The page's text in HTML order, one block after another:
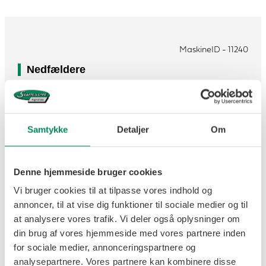
Samtykke Detaljer Om
Denne hjemmeside bruger cookies
Vi bruger cookies til at tilpasse vores indhold og
annoncer, til at vise dig funktioner til sociale medier og til
at analysere vores trafik. Vi deler også oplysninger om
din brug af vores hjemmeside med vores partnere inden
for sociale medier, annonceringspartnere og
analysepartnere. Vores partnere kan kombinere disse
MaskineID - 11240
Nedfældere
SAMSON
Årgang: 2005
Lager: Danmark
Pris: 92.500
DKK